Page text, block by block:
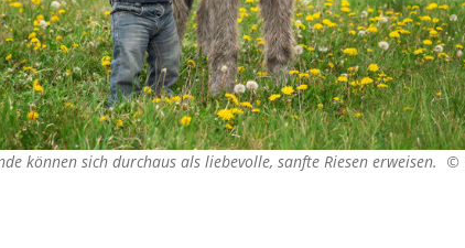
können sich durchaus als liebevolle, sanfte Riesen erweisen. ©